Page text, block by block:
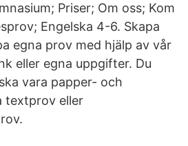
Priser; Om oss; Kom
Engelska 4-6. Skapa
egna prov med hjälp av vår
eller egna uppgifter. Du
vara papper- och
textprov eller